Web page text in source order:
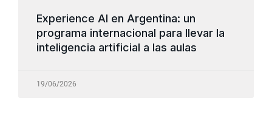
Experience AI en Argentina: un
programa internacional para llevar la
inteligencia artificial a las aulas
19/06/2026